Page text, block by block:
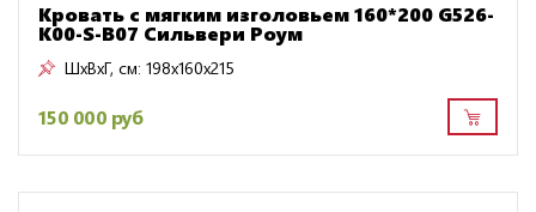
Кровать с мягким изголовьем 160*200 G526-
K00-S-B07 Сильвери Роум
ШxВxГ, см: 198x160x215
150 000 руб